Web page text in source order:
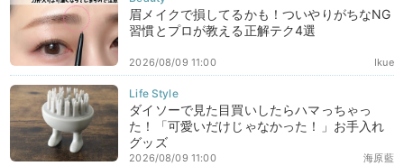
眉メイクで損してるかも！ついやりがちなNG
習慣とプロが教える正解テク4選
Ikue
2026/08/09 11:00
ダイソーで見た目買いしたらハマっちゃっ
た！「可愛いだけじゃなかった！」お手入れ
グッズ
海原藍
2026/08/09 11:00